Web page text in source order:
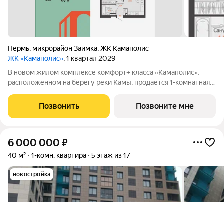
Пермь, микрорайон Заимка,ЖК Камаполис
ЖК «Камаполис», 1 квартал 2029
В новом жилом комплексе комфорт+ класса «Камаполис»,
расположенном на берегу реки Камы, продается 1-комнатная
этап) доме. Девелопер проекта «Железно». Транспортная
Позвонить Позвоните мне
6 000 000 ₽
40 м² 1-комн. квартира 5 этаж из 17
новостройка